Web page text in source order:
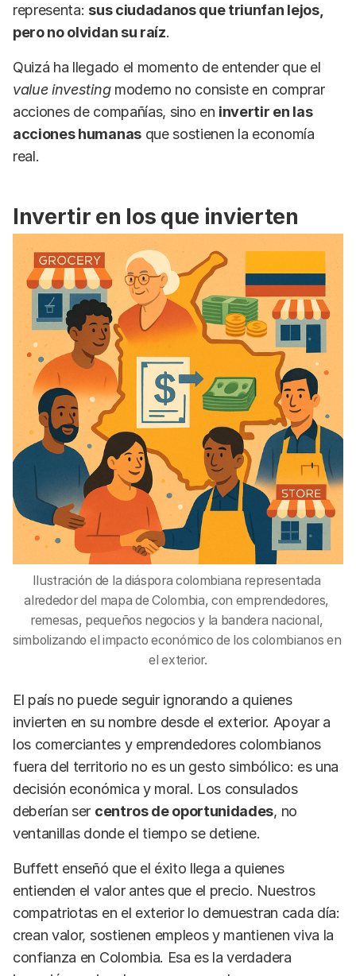
representa: sus ciudadanos que triunfan lejos,
pero no olvidan su raíz.
Quizá ha llegado el momento de entender que el
value investingmoderno no consiste en comprar
acciones de compañías, sino en invertir en las
acciones humanasque sostienen la economía
real.
Invertir en los que invierten
Ilustración de la diáspora colombiana representada
alrededor del mapa de Colombia, con emprendedores,
remesas, pequeños negocios y la bandera nacional,
simbolizando el impacto económico de los colombianos en
el exterior.
El país no puede seguir ignorando a quienes
invierten en su nombre desde el exterior. Apoyar a
los comerciantes y emprendedores colombianos
fuera del territorio no es un gesto simbólico: es una
decisión económica y moral. Los consulados
deberían ser centros de oportunidades, no
ventanillas donde el tiempo se detiene.
Buffett enseñó que el éxito llega a quienes
entienden el valor antes que el precio. Nuestros
compatriotas en el exterior lo demuestran cada día:
crean valor, sostienen empleos y mantienen viva la
confianza en Colombia. Esa es la verdadera